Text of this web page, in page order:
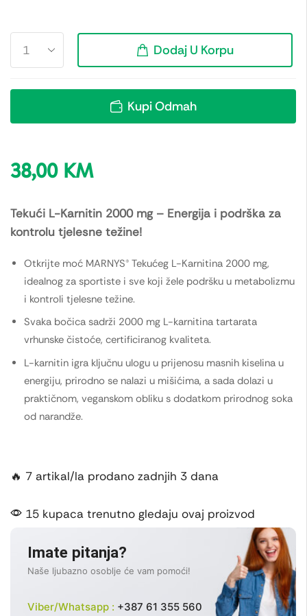
Dodaj U Korpu
Kupi Odmah
38,00 KM
Tekući L-Karnitin 2000 mg – Energija i podrška za
kontrolu tjelesne težine!
Otkrijte moć MARNYS® Tekućeg L-Karnitina 2000 mg,
idealnog za sportiste i sve koji žele podršku u metabolizmu
i kontroli tjelesne težine.
Svaka bočica sadrži 2000 mg L-karnitina tartarata
vrhunske čistoće, certificiranog kvaliteta.
L-karnitin igra ključnu ulogu u prijenosu masnih kiselina u
energiju, prirodno se nalazi u mišićima, a sada dolazi u
praktičnom, veganskom obliku s dodatkom prirodnog soka
od narandže.
🔥 7 artikal/la prodano zadnjih 3 dana
15 kupaca trenutno gledaju ovaj proizvod
Imate pitanja?
Naše ljubazno osoblje će vam pomoći!
Viber/Whatsapp : +387 61 355 560